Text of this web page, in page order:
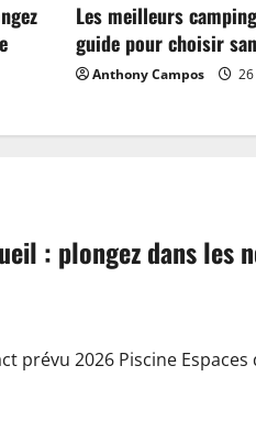
Les meilleurs
guide pour choisir
Anthony Campos
: plongez dans les
prévu 2026 Piscine